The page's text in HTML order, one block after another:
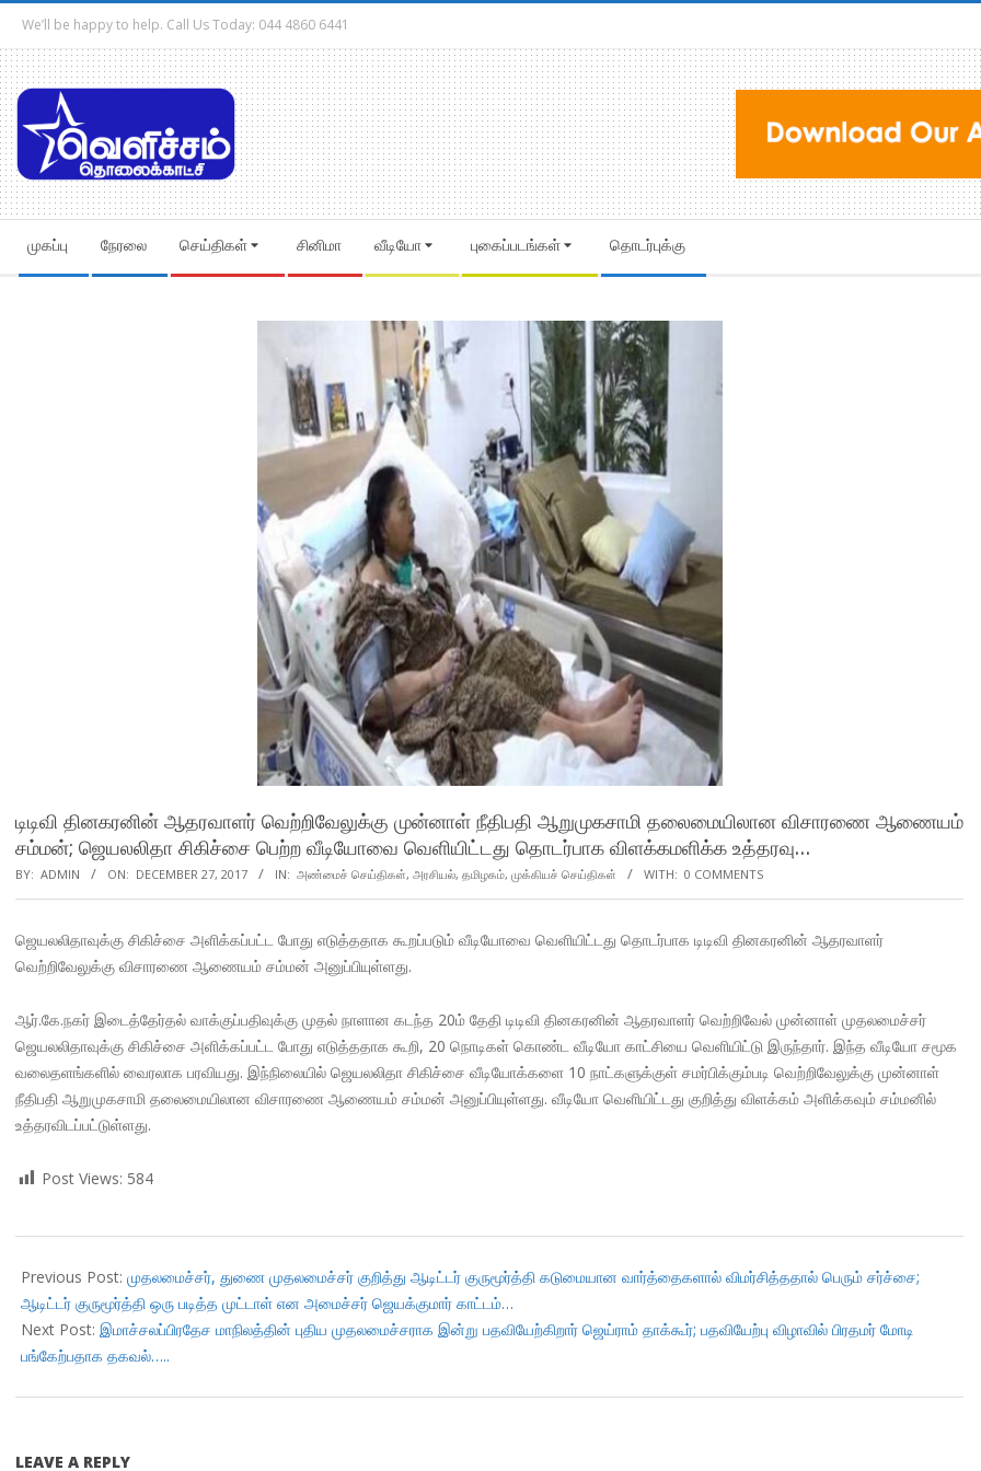
Skip
content
We’ll be happy to help. Call Us Today: 044 4860 6441
Navigation
Menu
முகப்பு நேரலை செய்திகள் சினிமா வீடியோ புகைப்படங்கள் தொடர்புக்கு
டிடிவி தினகரனின் ஆதரவாளர் வெற்றிவேலுக்கு முன்னாள் நீதிபதி ஆறுமுகசாமி தலைமையிலான விசாரணை ஆணையம்
சம்மன்; ஜெயலலிதா சிகிச்சை பெற்ற வீடியோவை வெளியிட்டது தொடர்பாக விளக்கமளிக்க உத்தரவு…
BY: ADMIN ON: DECEMBER 27, 2017 IN: அண்மைச் செய்திகள், அரசியல், தமிழகம், முக்கியச் செய்திகள் WITH: 0 COMMENTS
ஜெயலலிதாவுக்கு சிகிச்சை அளிக்கப்பட்ட போது எடுத்ததாக கூறப்படும் வீடியோவை வெளியிட்டது தொடர்பாக டிடிவி தினகரனின் ஆதரவாளர்
வெற்றிவேலுக்கு விசாரணை ஆணையம் சம்மன் அனுப்பியுள்ளது.
ஆர்.கே.நகர் இடைத்தேர்தல் வாக்குப்பதிவுக்கு முதல் நாளான கடந்த 20ம் தேதி டிடிவி தினகரனின் ஆதரவாளர் வெற்றிவேல் முன்னாள் முதலமைச்சர்
ஜெயலலிதாவுக்கு சிகிச்சை அளிக்கப்பட்ட போது எடுத்ததாக கூறி, 20 நொடிகள் கொண்ட வீடியோ காட்சியை வெளியிட்டு இருந்தார். இந்த வீடியோ சமூக
வலைதளங்களில் வைரலாக பரவியது. இந்நிலையில் ஜெயலலிதா சிகிச்சை வீடியோக்களை 10 நாட்களுக்குள் சமர்பிக்கும்படி வெற்றிவேலுக்கு முன்னாள்
நீதிபதி ஆறுமுகசாமி தலைமையிலான விசாரணை ஆணையம் சம்மன் அனுப்பியுள்ளது. வீடியோ வெளியிட்டது குறித்து விளக்கம் அளிக்கவும் சம்மனில்
உத்தரவிடப்பட்டுள்ளது.
Post Views: 584
12-
27
Previous Post: முதலமைச்சர், துணை முதலமைச்சர் குறித்து ஆடிட்டர் குருமூர்த்தி கடுமையான வார்த்தைகளால் விமர்சித்ததால் பெரும் சர்ச்சை;
ஆடிட்டர் குருமூர்த்தி ஒரு படித்த முட்டாள் என அமைச்சர் ஜெயக்குமார் காட்டம்…
Next Post: இமாச்சலப்பிரதேச மாநிலத்தின் புதிய முதலமைச்சராக இன்று பதவியேற்கிறார் ஜெய்ராம் தாக்கூர்; பதவியேற்பு விழாவில் பிரதமர் மோடி
பங்கேற்பதாக தகவல்…..
LEAVE A REPLY